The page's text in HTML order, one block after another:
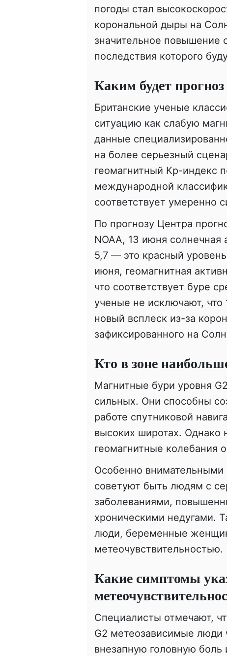
погоды стал
корональной дыры на
значительное повышение
последствия которого
Каким будет
Британские ученые
ситуацию как слабую
данные
на более серьезный
геомагнитный Кр-индекс
международной
соответствует умеренно
По прогнозу Центра
NOAA, 13 июня солнечная
5,7 — это красный
июня, геомагнитная
что соответствует буре
ученые не исключают,
новый всплеск из-за
зафиксированного на
Кто в зоне
Магнитные бури уровня
сильных. Они способны
работе спутниковой
высоких широтах. Однако
геомагнитные колебания
Особенно
советуют быть людям с
заболеваниями,
хроническими недугами.
люди, беременные
метеочувствительностью.
Какие симптомы
Специалисты отмечают,
G2 метеозависимые люди
внезапную головную боль